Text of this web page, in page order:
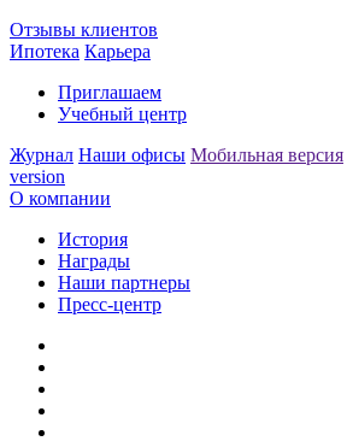
Отзывы клиентов
Ипотека Карьера
Приглашаем
Учебный центр
Журнал Наши офисы Мобильная версия
version
О компании
История
Награды
Наши партнеры
Пресс-центр